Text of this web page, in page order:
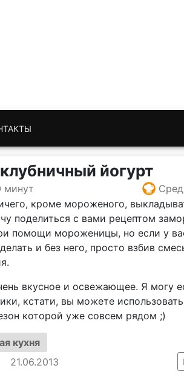
йогурт
минут
кроме мороженого,
поделиться с вами рецептом
помощи мороженицы, но если у
и без него, просто взбив
вкусное и освежающее. Я могу
кстати, вы можете
которой уже совсем рядом ;)
кухня
21.06.2013